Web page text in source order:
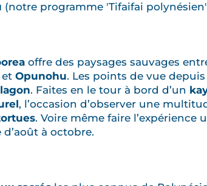
(notre programme 'Tifaifai
offre des paysages sauvages
et Opunohu. Les points de vue
. Faites en le tour à bord d’un
, l’occasion d’observer une
. Voire même faire l’expérience
à octobre.